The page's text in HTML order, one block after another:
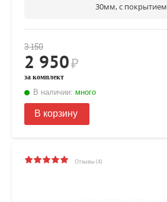
30мм, с покрытием
3 150
2 950₽
за комплект
В наличии: много
В корзину
Отзывы (4)